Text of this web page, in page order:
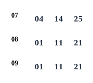
07 04 14 25
08 01 11 21
09 01 11 21